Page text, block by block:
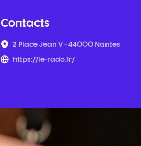
Contacts
2 Place Jean V - 44000 Nantes
https://le-rado.fr/